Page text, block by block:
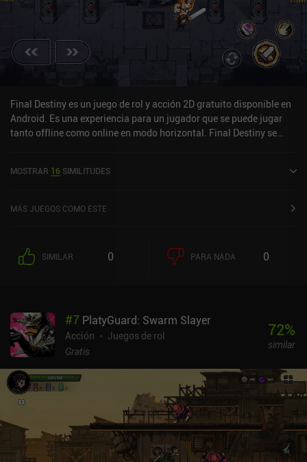
Final Destiny es un juego de rol y acción 2D gratuito disponible en
Android. Es una experiencia para un jugador que se puede jugar
tanto offline como online en modo horizontal. Final Destiny se
MOSTRAR 16 SIMILITUDES
MÁS JUEGOS COMO ESTE
SIMILAR 0 PARA NADA 0
#7 PlatyGuard: Swarm Slayer
Acción
Juegos de rol
Gratis
72%
similar